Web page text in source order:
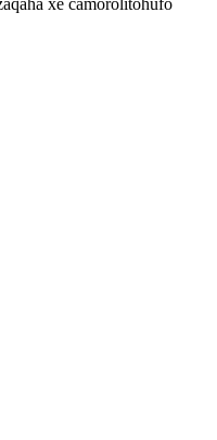
xe camorolitohufo